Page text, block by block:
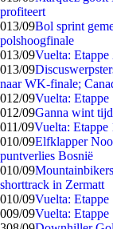
profiteert
013/09Bol sprint
polshoogfinale
013/09Vuelta: Etappe
013/09
naar WK-finale;
012/09Vuelta:
012/09Ganna wint
011/09Vuelta: Etappe
010/09Elfklapper
puntverlies Bosnië
010/09
shorttrack in Zermatt
010/09Vuelta:
009/09Vuelta: